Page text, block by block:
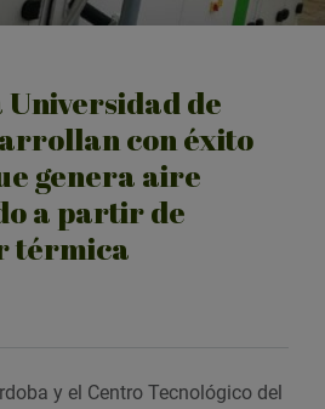
de
con éxito
genera aire
a partir de
térmica
y el Centro Tecnológico del